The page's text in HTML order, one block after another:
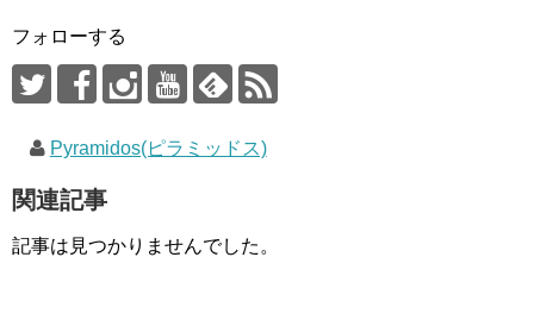
フォローする
Pyramidos(ピラミッドス)
関連記事
記事は見つかりませんでした。